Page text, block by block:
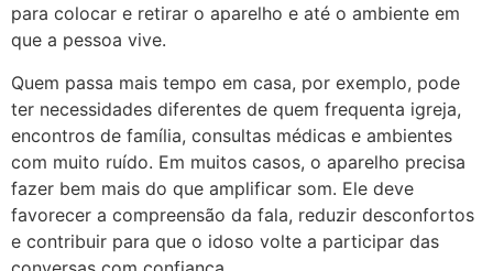
para colocar e retirar o aparelho e até o ambiente em
que a pessoa vive.
Quem passa mais tempo em casa, por exemplo, pode
ter necessidades diferentes de quem frequenta igreja,
encontros de família, consultas médicas e ambientes
com muito ruído. Em muitos casos, o aparelho precisa
fazer bem mais do que amplificar som. Ele deve
favorecer a compreensão da fala, reduzir desconfortos
e contribuir para que o idoso volte a participar das